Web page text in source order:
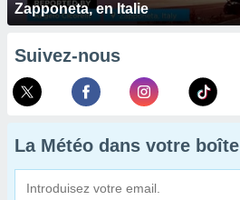
Zapponeta, en Italie
Suivez-nous
La Météo dans votre boîte